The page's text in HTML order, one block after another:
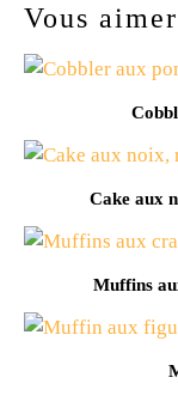
Vous
Cake aux
Muffins